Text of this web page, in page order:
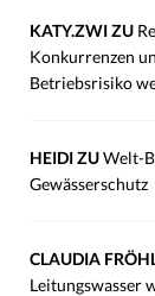
KATY.ZWI ZU
Konkurrenzen
Betriebsrisiko
HEIDI ZUWelt-
Gewässerschutz
CLAUDIA
Leitungswasser